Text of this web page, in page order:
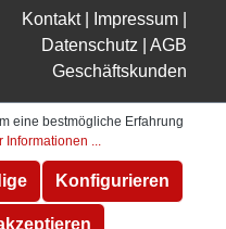
Kontakt Impressum
Datenschutz
AGB
Geschäftskunden
eine bestmögliche Erfahrung
Informationen ...
Konfigurieren